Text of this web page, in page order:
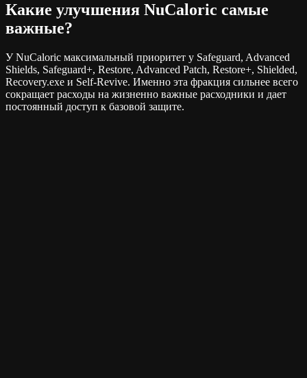
Какие улучшения NuCaloric самые
важные?
У NuCaloric максимальный приоритет у Safeguard, Advanced
Shields, Safeguard+, Restore, Advanced Patch, Restore+, Shielded,
Recovery.exe и Self-Revive. Именно эта фракция сильнее всего
сокращает расходы на жизненно важные расходники и дает
постоянный доступ к базовой защите.